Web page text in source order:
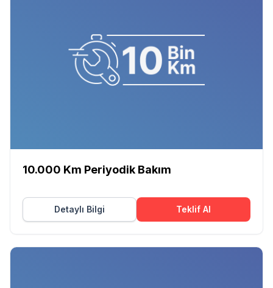
10.000 Km Periyodik Bakım
Detaylı Bilgi Teklif Al